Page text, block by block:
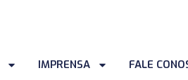
IMPRENSA FALE